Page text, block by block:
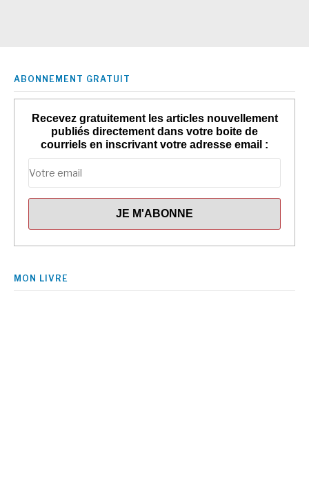
ABONNEMENT GRATUIT
Recevez gratuitement les articles nouvellement
publiés directement dans votre boite de
courriels en inscrivant votre adresse email :
MON LIVRE